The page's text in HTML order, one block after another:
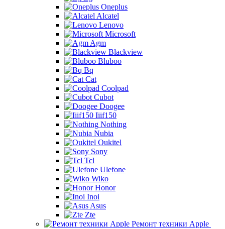
Oneplus
Alcatel
Lenovo
Microsoft
Agm
Blackview
Bluboo
Bq
Cat
Coolpad
Cubot
Doogee
Iiif150
Nothing
Nubia
Oukitel
Sony
Tcl
Ulefone
Wiko
Honor
Inoi
Asus
Zte
Ремонт техники Apple